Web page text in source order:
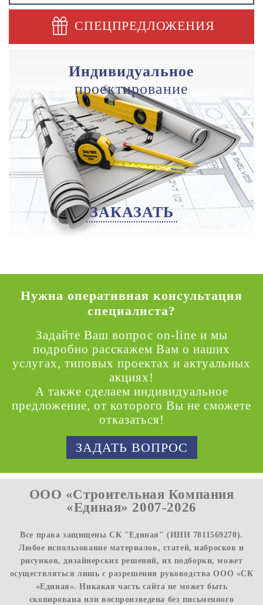
СПЕЦПРЕДЛОЖЕНИЯ
Индивидуальное
проектирование
ЗАКАЗАТЬ
Нужна оперативная консультация
специалиста?
Задайте Ваш вопрос on-line и мы
подробно расскажем Вам о наших
услугах, типовых проектах и актуальных
акциях!
А также сделаем индивидуальное
предложение, от которого Вы не сможете
отказаться!
ЗАДАТЬ ВОПРОС
ООО «Строительная Компания
«Единая» 2007-2026
Все права защищены СК "Единая" (ИНН 7811569270).
Любое использование материалов, статей, набросков и
рисунков, дизайнерских решений, их подборки, может
осуществляться лишь с разрешения руководства ООО «СК
«Единая». Никакая часть сайта не может быть
скопирована или воспроизведена без письменного